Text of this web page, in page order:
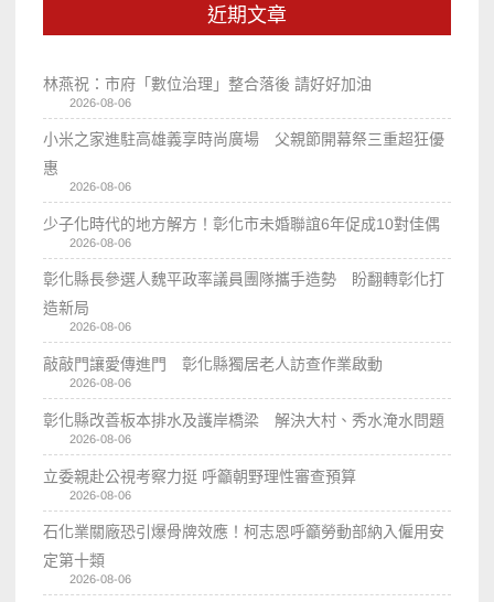
近期文章
林燕祝：市府「數位治理」整合落後 請好好加油
2026-08-06
小米之家進駐高雄義享時尚廣場 父親節開幕祭三重超狂優
惠
2026-08-06
少子化時代的地方解方！彰化市未婚聯誼6年促成10對佳偶
2026-08-06
彰化縣長參選人魏平政率議員團隊攜手造勢 盼翻轉彰化打
造新局
2026-08-06
敲敲門讓愛傳進門 彰化縣獨居老人訪查作業啟動
2026-08-06
彰化縣改善板本排水及護岸橋梁 解決大村、秀水淹水問題
2026-08-06
立委親赴公視考察力挺 呼籲朝野理性審查預算
2026-08-06
石化業關廠恐引爆骨牌效應！柯志恩呼籲勞動部納入僱用安
定第十類
2026-08-06